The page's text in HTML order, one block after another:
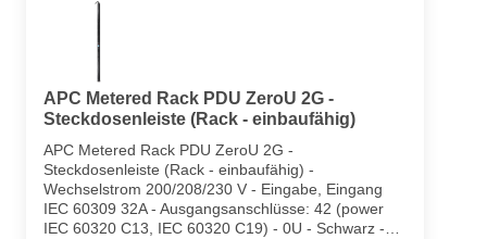
APC Metered Rack PDU ZeroU 2G -
Steckdosenleiste (Rack - einbaufähig)
APC Metered Rack PDU ZeroU 2G -
Steckdosenleiste (Rack - einbaufähig) -
Wechselstrom 200/208/230 V - Eingabe, Eingang
IEC 60309 32A - Ausgangsanschlüsse: 42 (power
IEC 60320 C13, IEC 60320 C19) - 0U - Schwarz -